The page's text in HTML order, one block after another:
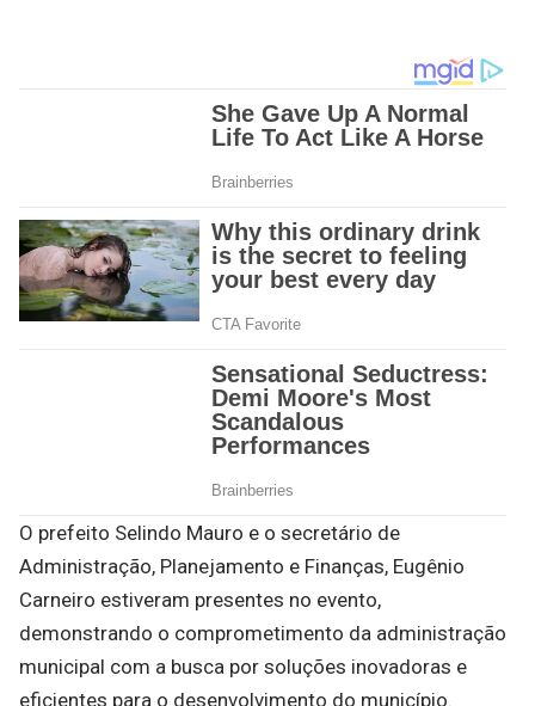
O prefeito Selindo Mauro e o secretário de
Administração, Planejamento e Finanças, Eugênio
Carneiro estiveram presentes no evento,
demonstrando o comprometimento da administração
municipal com a busca por soluções inovadoras e
eficientes para o desenvolvimento do município.